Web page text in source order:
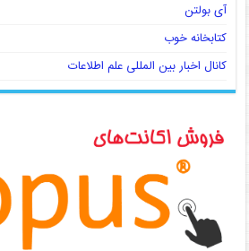
آی بولتن
کتابخانه خوب
کانال اخبار بین المللی علم اطلاعات